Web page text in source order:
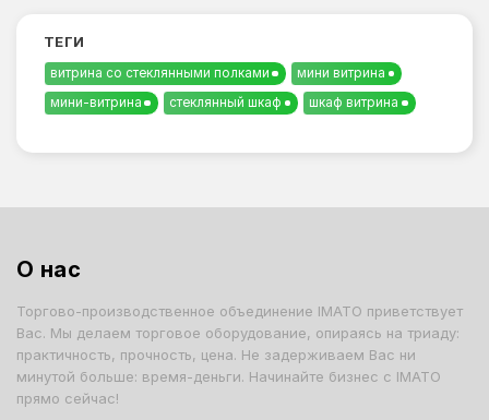
ТЕГИ
витрина со стеклянными полками
мини витрина
мини-витрина
стеклянный шкаф шкаф витрина
О нас
Торгово-производственное объединение IMATO приветствует
Вас. Мы делаем торговое оборудование, опираясь на триаду:
практичность, прочность, цена. Не задерживаем Вас ни
минутой больше: время-деньги. Начинайте бизнес с IMATO
прямо сейчас!